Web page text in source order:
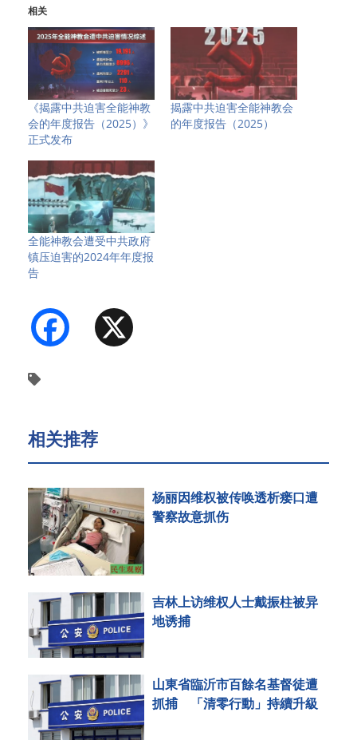
相关
《揭露中共迫害全能神教
会的年度报告（2025）》
正式发布
揭露中共迫害全能神教会
的年度报告（2025）
全能神教会遭受中共政府
镇压迫害的2024年年度报
告
Facebook
相关推荐
杨丽因维权被传唤透析瘘口遭
警察故意抓伤
吉林上访维权人士戴振柱被异
地诱捕
山東省臨沂市百餘名基督徒遭
抓捕 「清零行動」持續升級